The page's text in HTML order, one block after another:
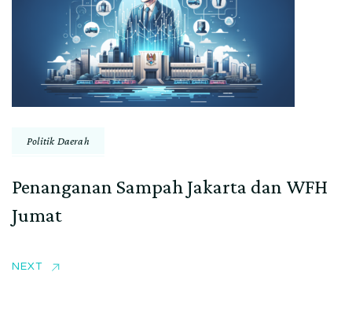
Politik Daerah
Penanganan Sampah Jakarta dan WFH
Jumat
NEXT